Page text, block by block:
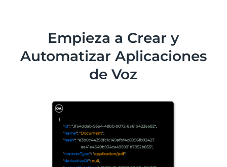
Empieza a Crear y
Automatizar Aplicaciones
de Voz